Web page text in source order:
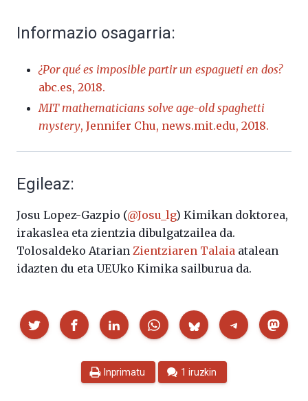
Informazio osagarria:
¿Por qué es imposible partir un espagueti en dos?
abc.es, 2018.
MIT mathematicians solve age-old spaghetti
mystery, Jennifer Chu, news.mit.edu, 2018.
Egileaz:
Josu Lopez-Gazpio (@Josu_lg) Kimikan doktorea,
irakaslea eta zientzia dibulgatzailea da.
Tolosaldeko Atarian Zientziaren Talaia atalean
idazten du eta UEUko Kimika sailburua da.
Partekatu
Inprimatu 1 iruzkin